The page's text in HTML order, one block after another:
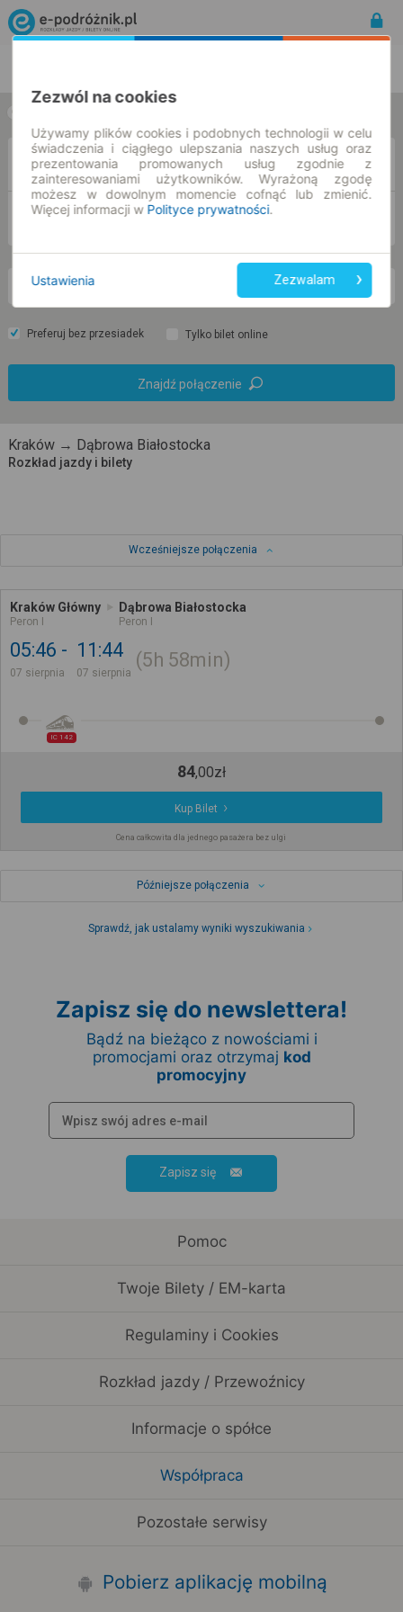
Z
DO
pt. 7 sie.
Preferuj bez przesiadek Tylko bilet online
Znajdź połączenie
Kraków → Dąbrowa Białostocka
Rozkład jazdy i bilety
Wcześniejsze połączenia
Kraków Główny
Peron I
Dąbrowa Białostocka
Peron I
05:46
07 sierpnia
11:44
07 sierpnia
5h 58min
IC 142
84,00zł
Kup Bilet
Cena całkowita dla jednego pasażera bez ulgi
Późniejsze połączenia
Sprawdź, jak ustalamy wyniki wyszukiwania
Zapisz się do newslettera!
Bądź na bieżąco z nowościami i
promocjami oraz otrzymaj kod
promocyjny
Zapisz się
Pomoc
Twoje Bilety / EM-karta
Regulaminy i Cookies
Rozkład jazdy / Przewoźnicy
Informacje o spółce
Współpraca
Pozostałe serwisy
Pobierz aplikację mobilną
Zezwól na cookies
Używamy plików cookies i podobnych technologii w celu
świadczenia i ciągłego ulepszania naszych usług oraz
prezentowania promowanych usług zgodnie z
zainteresowaniami użytkowników. Wyrażoną zgodę
możesz w dowolnym momencie cofnąć lub zmienić.
Więcej informacji w Polityce prywatności.
Ustawienia Zezwalam